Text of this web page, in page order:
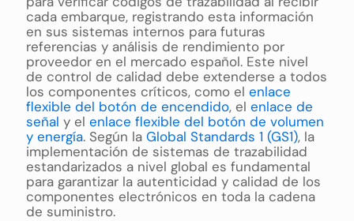
cada embarque, registrando esta información
en sus sistemas internos para futuras
referencias y análisis de rendimiento por
proveedor en el mercado español. Este nivel
de control de calidad debe extenderse a todos
los componentes críticos, como el enlace
flexible del botón de encendido, el enlace de
señal y el enlace flexible del botón de volumen
y energía. Según la Global Standards 1 (GS1), la
implementación de sistemas de trazabilidad
estandarizados a nivel global es fundamental
para garantizar la autenticidad y calidad de los
componentes electrónicos en toda la cadena
de suministro.